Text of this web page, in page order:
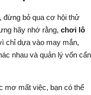
đừng bỏ qua cơ hội thử
hãy nhớ rằng, chơi lô
chỉ dựa vào may mắn,
nhau và quản lý vốn cẩn
mơ mất việc, bạn có thể